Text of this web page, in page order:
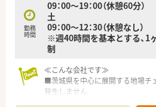
勤務
時間
09：00～19：00（休憩60分）
土
09：00～12：30（休憩なし）
※週40時間を基本とする、1
制
≪こんな会社です≫
■茨城県を中心に展開する地場チ
発生しません